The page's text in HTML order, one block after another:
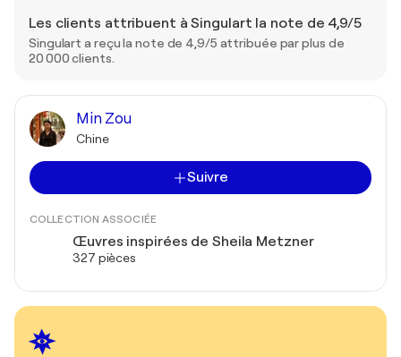
Les clients attribuent à Singulart la note de 4,9/5
Singulart a reçu la note de 4,9/5 attribuée par plus de
20 000 clients.
Min Zou
Chine
Suivre
COLLECTION ASSOCIÉE
Œuvres inspirées de Sheila Metzner
327 pièces